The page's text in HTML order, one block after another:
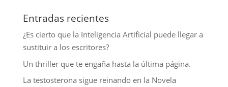
Entradas recientes
¿Es cierto que la Inteligencia Artificial puede llegar a
sustituir a los escritores?
Un thriller que te engaña hasta la última página.
La testosterona sigue reinando en la Novela